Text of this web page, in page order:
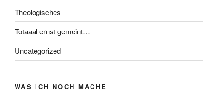
Theologisches
Totaaal ernst gemeint…
Uncategorized
WAS ICH NOCH MACHE